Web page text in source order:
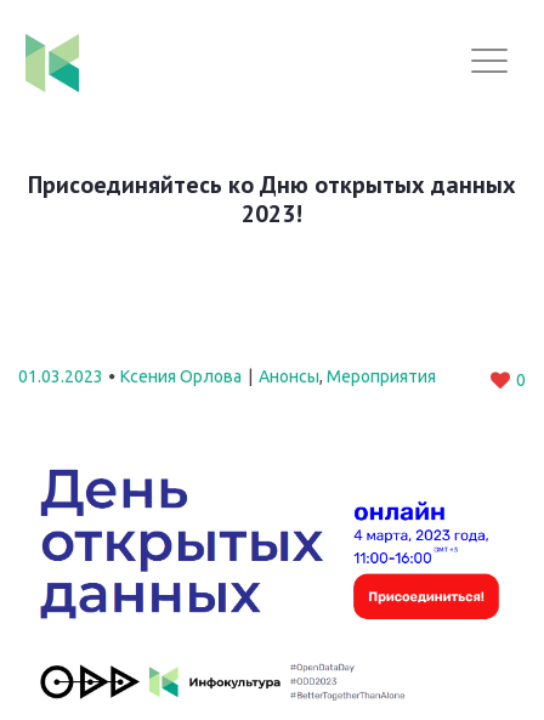
Присоединяйтесь ко Дню открытых данных
2023!
01.03.2023 Ксения Орлова Анонсы, Мероприятия 0